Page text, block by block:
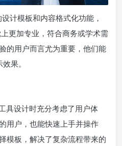
计模板和内容格式化功能，
更加专业，符合商务或学术需
的用户而言尤为重要，他们能
果。
具设计时充分考虑了用户体
用户，也能快速上手并操作
板，解决了复杂流程带来的